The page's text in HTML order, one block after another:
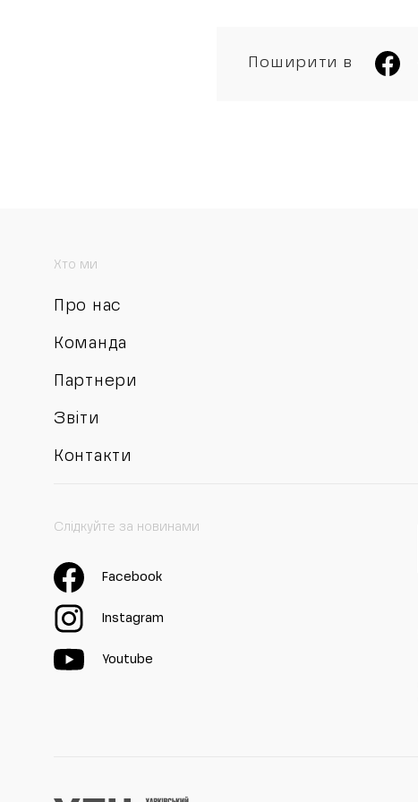
Поширити в
Хто ми
Про нас
Команда
Партнери
Звіти
Контакти
Слідкуйте за новинами
Facebook
Instagram
Youtube